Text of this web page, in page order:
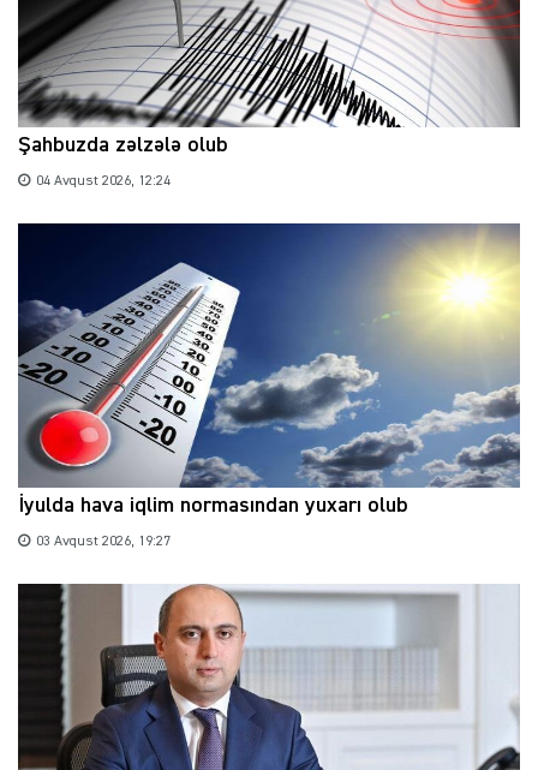
Şahbuzda zəlzələ olub
04 Avqust 2026, 12:24
İyulda hava iqlim normasından yuxarı olub
03 Avqust 2026, 19:27